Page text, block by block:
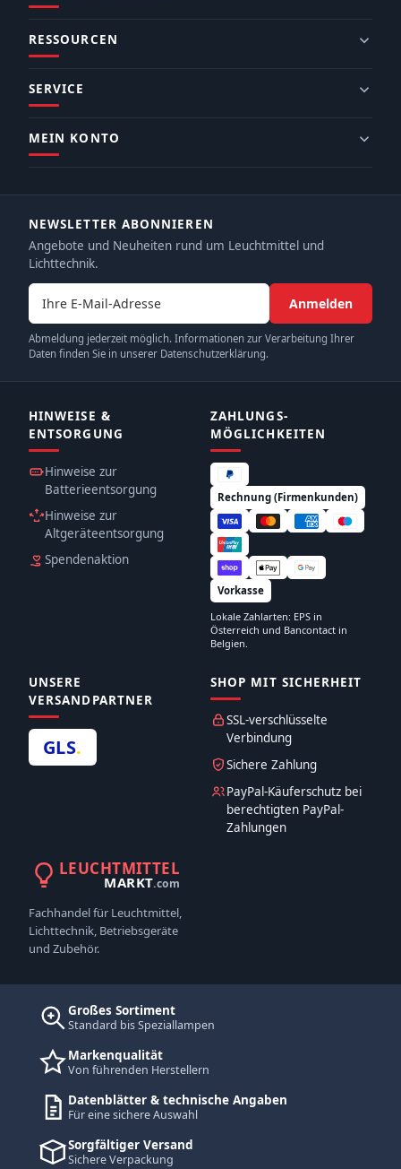
RESSOURCEN
SERVICE
MEIN KONTO
NEWSLETTER ABONNIEREN
Angebote und Neuheiten rund um Leuchtmittel und
Lichttechnik.
E-Mail-Adresse
Anmelden
Abmeldung jederzeit möglich. Informationen zur Verarbeitung Ihrer
Daten finden Sie in unserer Datenschutzerklärung.
HINWEISE &
ENTSORGUNG
Hinweise zur
Batterieentsorgung
Hinweise zur
Altgeräteentsorgung
Spendenaktion
ZAHLUNGS­
MÖGLICHKEITEN
Rechnung (Firmenkunden)
Vorkasse
Lokale Zahlarten: EPS in
Österreich und Bancontact in
Belgien.
UNSERE
VERSANDPARTNER
GLS.
SHOP MIT SICHERHEIT
SSL-verschlüsselte
Verbindung
Sichere Zahlung
PayPal-Käuferschutz bei
berechtigten PayPal-
Zahlungen
LEUCHTMITTEL
MARKT.com
Fachhandel für Leuchtmittel,
Lichttechnik, Betriebsgeräte
und Zubehör.
Großes Sortiment
Standard bis Speziallampen
Markenqualität
Von führenden Herstellern
Datenblätter & technische Angaben
Für eine sichere Auswahl
Sorgfältiger Versand
Sichere Verpackung